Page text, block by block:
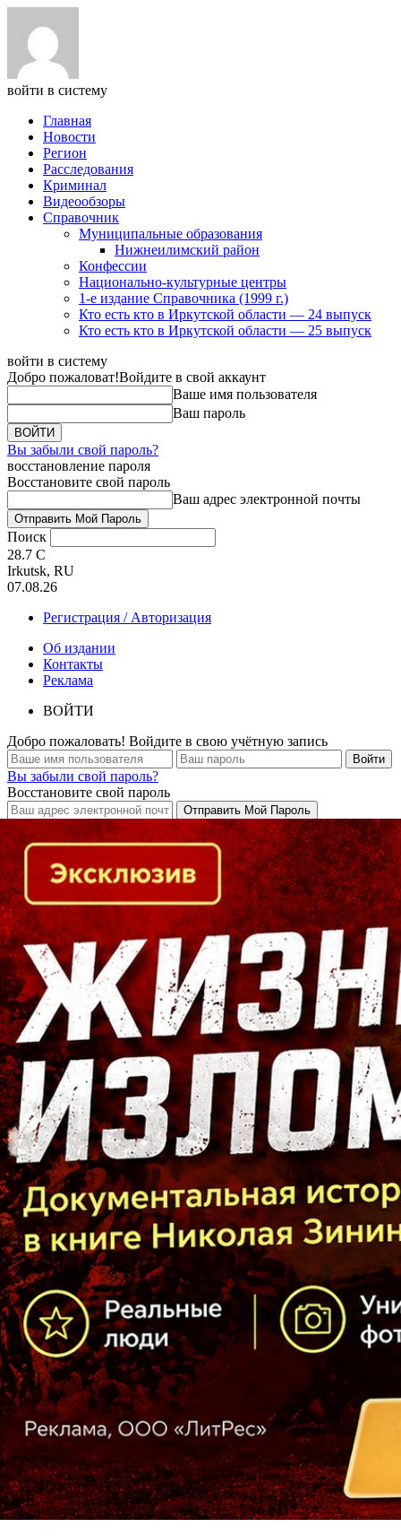
войти в систему
Главная
Новости
Регион
Расследования
Криминал
Видеообзоры
Справочник
Муниципальные образования
Нижнеилимский район
Конфессии
Национально-культурные центры
1-е издание Справочника (1999 г.)
Кто есть кто в Иркутской области — 24 выпуск
Кто есть кто в Иркутской области — 25 выпуск
войти в систему
Добро пожаловат!Войдите в свой аккаунт
Ваше имя пользователя
Ваш пароль
Вы забыли свой пароль?
восстановление пароля
Восстановите свой пароль
Ваш адрес электронной почты
Поиск
28.7 C
Irkutsk, RU
07.08.26
Регистрация / Авторизация
Об издании
Контакты
Реклама
ВОЙТИ
Добро пожаловать! Войдите в свою учётную запись
Вы забыли свой пароль?
Восстановите свой пароль
Кто есть кто в Байкальском регионе